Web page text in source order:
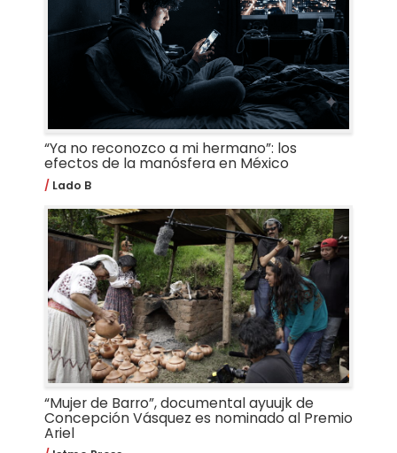
“Ya no reconozco a mi hermano”: los
efectos de la manósfera en México
Lado B
“Mujer de Barro”, documental ayuujk de
Concepción Vásquez es nominado al Premio
Ariel